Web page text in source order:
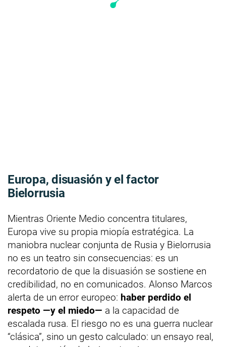
Europa, disuasión y el factor
Bielorrusia
Mientras Oriente Medio concentra titulares,
Europa vive su propia miopía estratégica. La
maniobra nuclear conjunta de Rusia y Bielorrusia
no es un teatro sin consecuencias: es un
recordatorio de que la disuasión se sostiene en
credibilidad, no en comunicados. Alonso Marcos
alerta de un error europeo: haber perdido el
respeto —y el miedo— a la capacidad de
escalada rusa. El riesgo no es una guerra nuclear
“clásica”, sino un gesto calculado: un ensayo real,